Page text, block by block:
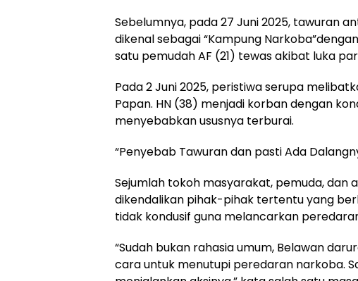
Sebelumnya, pada 27 Juni 2025, tawuran
dikenal sebagai “Kampung
satu pemudah AF (21) tewas akibat luka
Pada 2 Juni 2025, peristiwa serupa
Papan. HN (38) menjadi korban dengan
menyebabkan ususnya terburai.
“Penyebab Tawuran dan pasti Ada
Sejumlah tokoh masyarakat, pemuda, dan
dikendalikan pihak-pihak tertentu yang
tidak kondusif guna melancarkan
“Sudah bukan rahasia umum, Belawan
cara untuk menutupi peredaran narkoba.